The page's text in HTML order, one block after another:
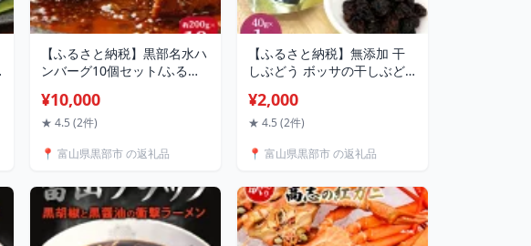
【ふるさと納税】黒部名水ハ
ンバーグ10個セット/ふるさ
凍総菜 肉料理 洋食 おかず 冷
凍ハンバーグ 時短 夕飯 ラン
¥10,000
★ 4.5 (2件)
📍 富山県黒部市 の返礼品
【ふるさと納税】無添加 干
しぶどう ボッサの干しぶど
リーA（種あり）国産 レーズ
ン ドライフルーツ 砂糖不使
子 スイーツ おやつ お届
送。
¥2,000
★ 4.5 (2件)
📍 富山県黒部市 の返礼品